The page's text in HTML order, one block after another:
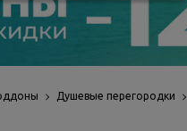
Душевые перегородки